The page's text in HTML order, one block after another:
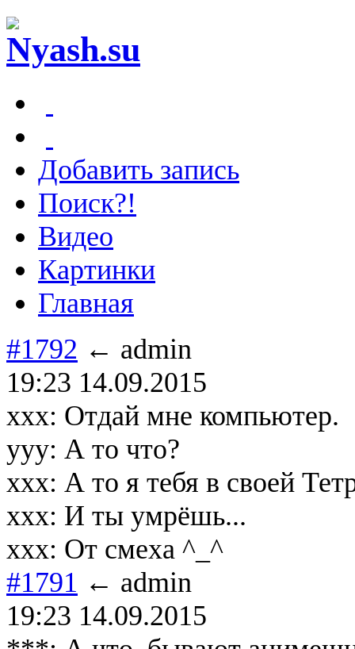
Добавить запись
Поиск?!
Видео
Картинки
Главная
#1792 ← admin
19:23 14.09.2015
ххх: Отдай мне компьютер.
ууу: А то что?
ххх: А то я тебя в своей
ххх: И ты умрёшь...
ххх: От смеха ^_^
#1791 ← admin
19:23 14.09.2015